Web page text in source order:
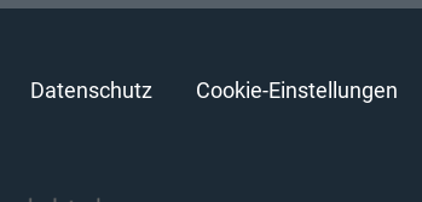
Datenschutz Cookie-Einstellungen